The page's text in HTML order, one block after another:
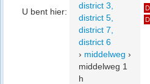
Privacy beleid
U bent hier:
district 3,
district 5,
district 7,
district 6
› middelweg ›
middelweg 1
h